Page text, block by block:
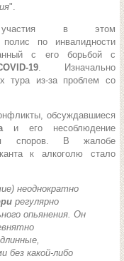
".
в этом
полис по инвалидности
с его борьбой с
19. Изначально
тура из-за проблем со
обсуждавшиеся
и его несоблюдение
споров. В жалобе
к алкоголю стало
неоднократно
регулярно
опьянения. Он
без какой-либо